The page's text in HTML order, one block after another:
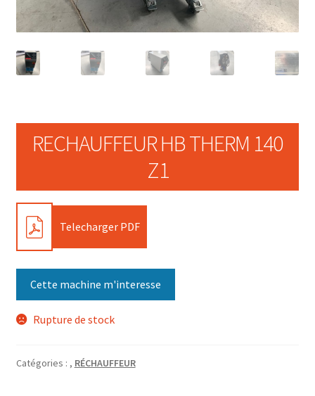
RECHAUFFEUR HB THERM 140
Z1
PDF Telecharger PDF
Cette machine m'interesse
Rupture de stock
Catégories : , RÉCHAUFFEUR